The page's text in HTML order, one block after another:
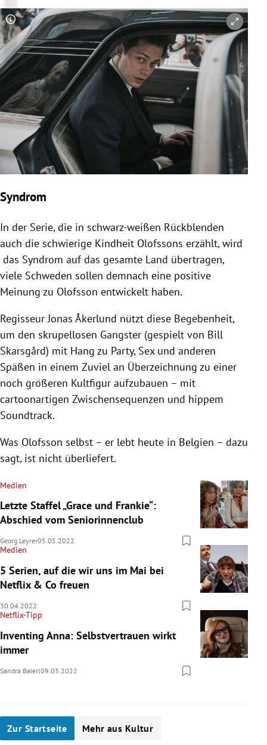
Copyright-Hinweis öffnen/schließen
Syndrom
In der Serie, die in schwarz-weißen Rückblenden
auch die schwierige Kindheit Olofssons erzählt, wird
das Syndrom auf das gesamte Land übertragen,
viele Schweden sollen demnach eine positive
Meinung zu Olofsson entwickelt haben.
Regisseur Jonas Åkerlund nützt diese Begebenheit,
um den skrupellosen Gangster (gespielt von Bill
Skarsgård) mit Hang zu Party, Sex und anderen
Späßen in einem Zuviel an Überzeichnung zu einer
noch größeren Kultfigur aufzubauen – mit
cartoonartigen Zwischensequenzen und hippem
Soundtrack.
Was Olofsson selbst – er lebt heute in Belgien – dazu
sagt, ist nicht überliefert.
Medien
Letzte Staffel „Grace und Frankie“:
Abschied vom Seniorinnenclub
Georg Leyrer05.05.2022
Medien
5 Serien, auf die wir uns im Mai bei
Netflix & Co freuen
30.04.2022
Netflix-Tipp
Inventing Anna: Selbstvertrauen wirkt
immer
Sandra Baierl09.03.2022
Zur Startseite Mehr aus Kultur